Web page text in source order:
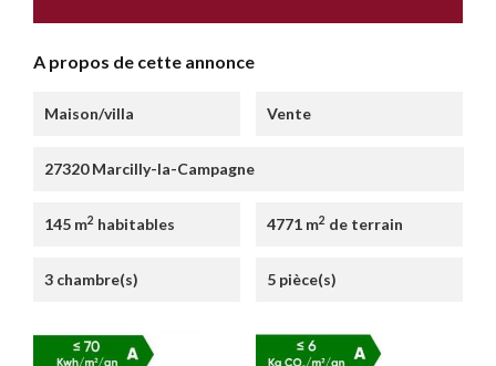
A propos de cette annonce
Maison/villa Vente
27320 Marcilly-la-Campagne
145 m2 habitables 4771 m2 de terrain
3 chambre(s) 5 pièce(s)